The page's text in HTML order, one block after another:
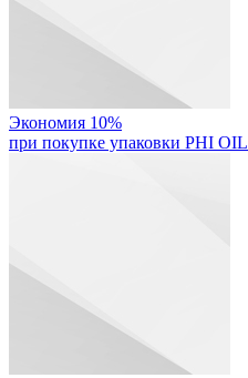
Экономия 10%
при покупке упаковки PHI